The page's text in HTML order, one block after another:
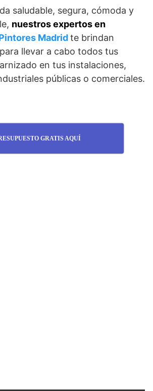
saludable, segura, cómoda y
nuestros expertos en
Madridte brindan
llevar a cabo todos tus
en tus instalaciones,
públicas o comerciales.
GRATIS AQUÍ